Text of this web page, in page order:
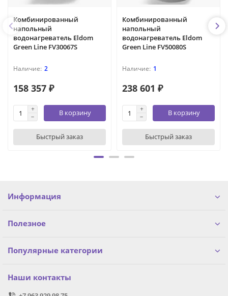
Комбинированный
напольный
водонагреватель Eldom
Green Line FV30067S
2
158 357 ₽
В корзину
Быстрый заказ
Комбинированный
напольный
водонагреватель Eldom
Green Line FV50080S
1
238 601 ₽
В корзину
Быстрый заказ
Информация
Полезное
Популярные категории
Наши контакты